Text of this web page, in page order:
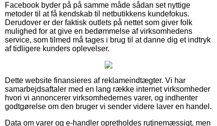
Facebook byder på på samme måde sådan set nyttige
metoder til at få kendskab til netbutikkens kundefokus.
Derudover er der faktisk outlets på nettet som giver folk
mulighed for at give en bedømmelse af virksomhedens
service, som tilmed må tages i brug til at danne dig et indtryk
af tidligere kunders oplevelser.
Dette website finansieres af reklameindtægter. Vi har
samarbejdsaftaler med en lang række internet virksomheder
hvori vi annoncerer virksomhedernes varer, og indhenter
godtgørelse om den bruger vi sender videre laver en handel.
Data om varer og e-handler opretholdes rutinemæssigt, men